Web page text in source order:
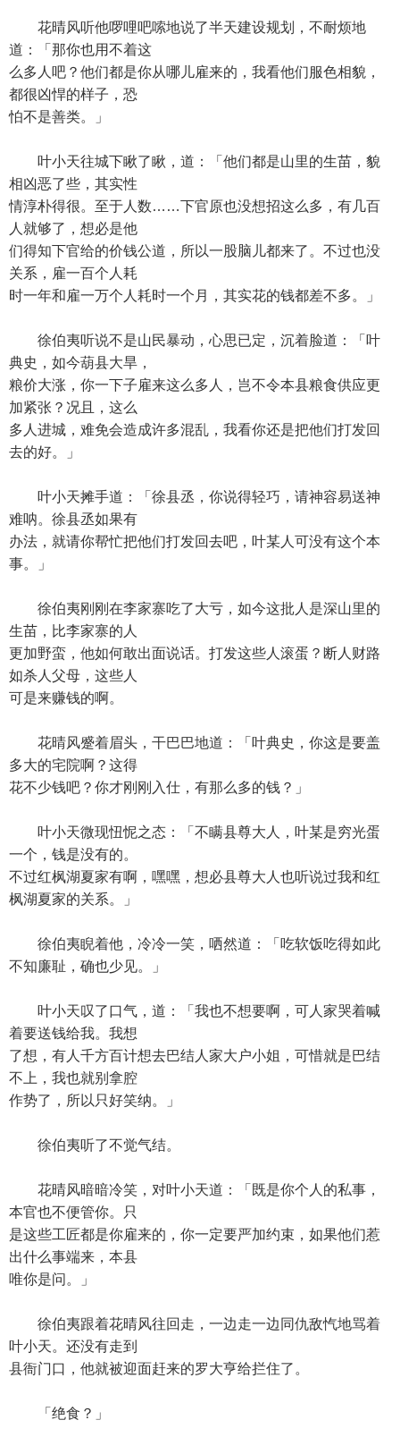
花晴风听他啰哩吧嗦地说了半天建设规划，不耐烦地
道：「那你也用不着这
么多人吧？他们都是你从哪儿雇来的，我看他们服色相貌，
都很凶悍的样子，恐
怕不是善类。」
叶小天往城下瞅了瞅，道：「他们都是山里的生苗，貌
相凶恶了些，其实性
情淳朴得很。至于人数……下官原也没想招这么多，有几百
人就够了，想必是他
们得知下官给的价钱公道，所以一股脑儿都来了。不过也没
关系，雇一百个人耗
时一年和雇一万个人耗时一个月，其实花的钱都差不多。」
徐伯夷听说不是山民暴动，心思已定，沉着脸道：「叶
典史，如今葫县大旱，
粮价大涨，你一下子雇来这么多人，岂不令本县粮食供应更
加紧张？况且，这么
多人进城，难免会造成许多混乱，我看你还是把他们打发回
去的好。」
叶小天摊手道：「徐县丞，你说得轻巧，请神容易送神
难呐。徐县丞如果有
办法，就请你帮忙把他们打发回去吧，叶某人可没有这个本
事。」
徐伯夷刚刚在李家寨吃了大亏，如今这批人是深山里的
生苗，比李家寨的人
更加野蛮，他如何敢出面说话。打发这些人滚蛋？断人财路
如杀人父母，这些人
可是来赚钱的啊。
花晴风蹙着眉头，干巴巴地道：「叶典史，你这是要盖
多大的宅院啊？这得
花不少钱吧？你才刚刚入仕，有那么多的钱？」
叶小天微现忸怩之态：「不瞒县尊大人，叶某是穷光蛋
一个，钱是没有的。
不过红枫湖夏家有啊，嘿嘿，想必县尊大人也听说过我和红
枫湖夏家的关系。」
徐伯夷睨着他，冷冷一笑，哂然道：「吃软饭吃得如此
不知廉耻，确也少见。」
叶小天叹了口气，道：「我也不想要啊，可人家哭着喊
着要送钱给我。我想
了想，有人千方百计想去巴结人家大户小姐，可惜就是巴结
不上，我也就别拿腔
作势了，所以只好笑纳。」
徐伯夷听了不觉气结。
花晴风暗暗冷笑，对叶小天道：「既是你个人的私事，
本官也不便管你。只
是这些工匠都是你雇来的，你一定要严加约束，如果他们惹
出什么事端来，本县
唯你是问。」
徐伯夷跟着花晴风往回走，一边走一边同仇敌忾地骂着
叶小天。还没有走到
县衙门口，他就被迎面赶来的罗大亨给拦住了。
「绝食？」